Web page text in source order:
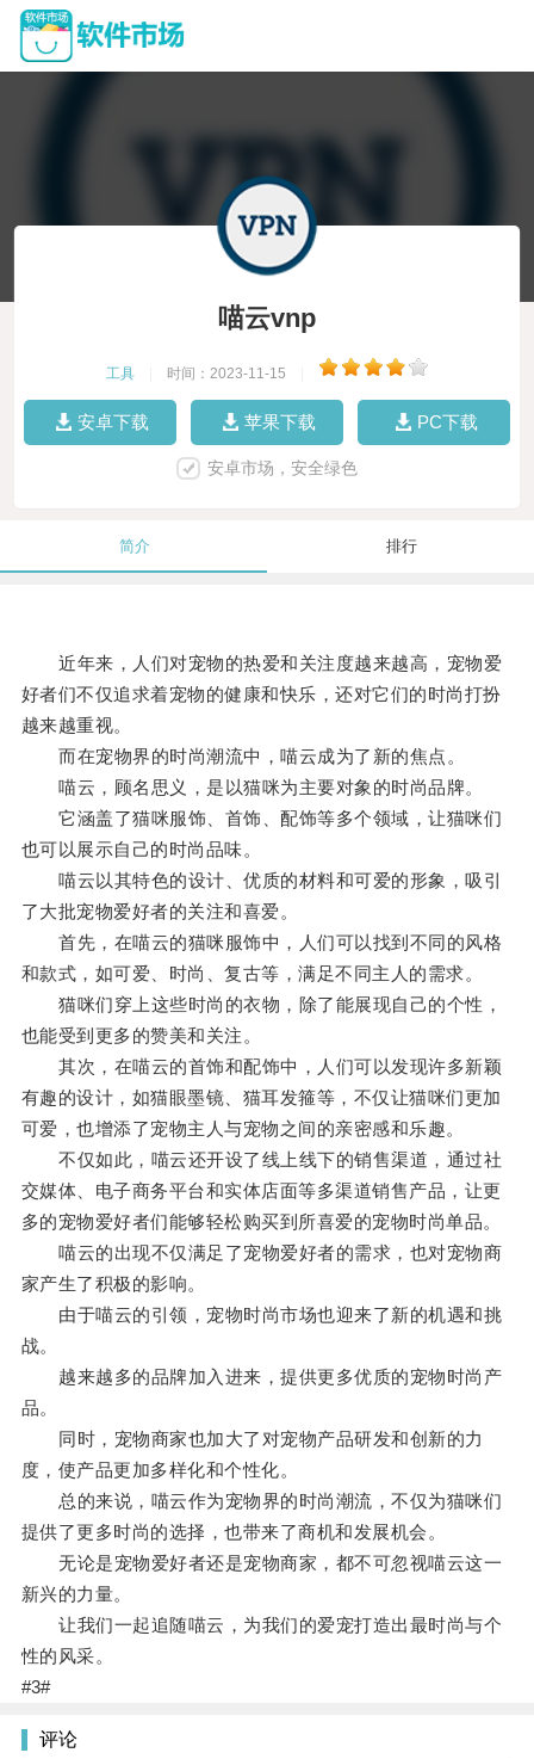
喵云vnp
工具 时间：2023-11-15
安卓下载 苹果下载 PC下载
安卓市场，安全绿色
简介 排行
近年来，人们对宠物的热爱和关注度越来越高，宠物爱
好者们不仅追求着宠物的健康和快乐，还对它们的时尚打扮
越来越重视。
而在宠物界的时尚潮流中，喵云成为了新的焦点。
喵云，顾名思义，是以猫咪为主要对象的时尚品牌。
它涵盖了猫咪服饰、首饰、配饰等多个领域，让猫咪们
也可以展示自己的时尚品味。
喵云以其特色的设计、优质的材料和可爱的形象，吸引
了大批宠物爱好者的关注和喜爱。
首先，在喵云的猫咪服饰中，人们可以找到不同的风格
和款式，如可爱、时尚、复古等，满足不同主人的需求。
猫咪们穿上这些时尚的衣物，除了能展现自己的个性，
也能受到更多的赞美和关注。
其次，在喵云的首饰和配饰中，人们可以发现许多新颖
有趣的设计，如猫眼墨镜、猫耳发箍等，不仅让猫咪们更加
可爱，也增添了宠物主人与宠物之间的亲密感和乐趣。
不仅如此，喵云还开设了线上线下的销售渠道，通过社
交媒体、电子商务平台和实体店面等多渠道销售产品，让更
多的宠物爱好者们能够轻松购买到所喜爱的宠物时尚单品。
喵云的出现不仅满足了宠物爱好者的需求，也对宠物商
家产生了积极的影响。
由于喵云的引领，宠物时尚市场也迎来了新的机遇和挑
战。
越来越多的品牌加入进来，提供更多优质的宠物时尚产
品。
同时，宠物商家也加大了对宠物产品研发和创新的力
度，使产品更加多样化和个性化。
总的来说，喵云作为宠物界的时尚潮流，不仅为猫咪们
提供了更多时尚的选择，也带来了商机和发展机会。
无论是宠物爱好者还是宠物商家，都不可忽视喵云这一
新兴的力量。
让我们一起追随喵云，为我们的爱宠打造出最时尚与个
性的风采。
#3#
评论